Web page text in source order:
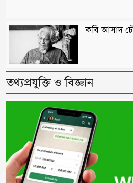
কবি আসাদ
তথ্যপ্রযুক্তি ও বিজ্ঞান